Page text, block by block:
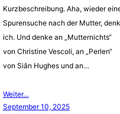
Kurzbeschreibung. Aha, wieder
Spurensuche nach der Mutter,
ich. Und denke an „Mutternichts“
von Christine Vescoli, an „Perlen“
von Siân Hughes und an…
Weiter…
September 10, 2025